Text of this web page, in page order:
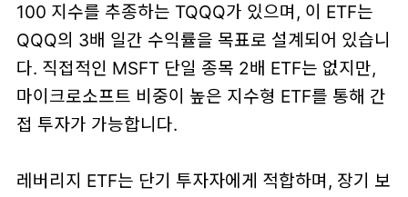
100 지수를 추종하는 TQQQ가 있으며, 이 ETF는
QQQ의 3배 일간 수익률을 목표로 설계되어 있습니
다. 직접적인 MSFT 단일 종목 2배 ETF는 없지만,
마이크로소프트 비중이 높은 지수형 ETF를 통해 간
접 투자가 가능합니다.
레버리지 ETF는 단기 투자자에게 적합하며, 장기 보